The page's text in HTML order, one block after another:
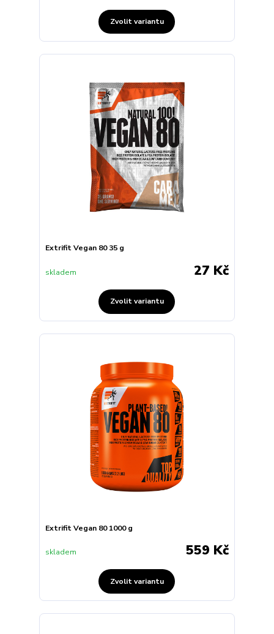
Zvolit variantu
Extrifit Vegan 80 35 g
27 Kč
skladem
Zvolit variantu
Extrifit Vegan 80 1000 g
559 Kč
skladem
Zvolit variantu